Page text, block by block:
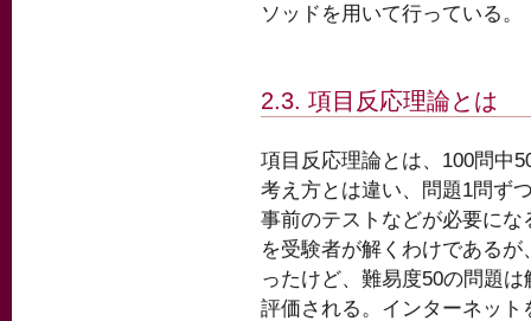
ソッドを用いて行っている。
2.3. 項目反応理論とは
項目反応理論とは、100問中
考え方とは違い、問題1問ず
事前のテストなどが必要に
を受験者が解くわけである
ったけど、難易度50の問題
評価される。インターネッ